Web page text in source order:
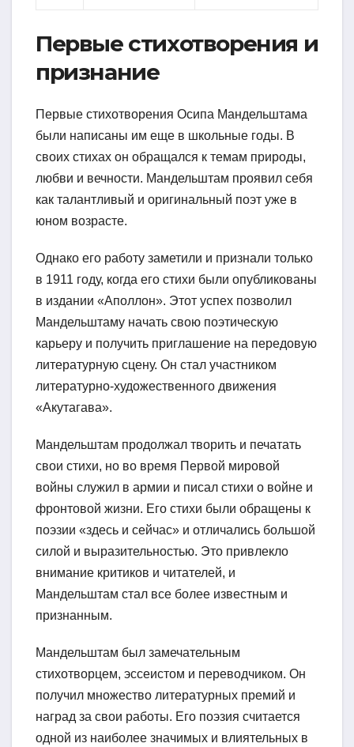
Первые стихотворения и
признание
Первые стихотворения Осипа Мандельштама
были написаны им еще в школьные годы. В
своих стихах он обращался к темам природы,
любви и вечности. Мандельштам проявил себя
как талантливый и оригинальный поэт уже в
юном возрасте.
Однако его работу заметили и признали только
в 1911 году, когда его стихи были опубликованы
в издании «Аполлон». Этот успех позволил
Мандельштаму начать свою поэтическую
карьеру и получить приглашение на передовую
литературную сцену. Он стал участником
литературно-художественного движения
«Акутагава».
Мандельштам продолжал творить и печатать
свои стихи, но во время Первой мировой
войны служил в армии и писал стихи о войне и
фронтовой жизни. Его стихи были обращены к
поэзии «здесь и сейчас» и отличались большой
силой и выразительностью. Это привлекло
внимание критиков и читателей, и
Мандельштам стал все более известным и
признанным.
Мандельштам был замечательным
стихотворцем, эссеистом и переводчиком. Он
получил множество литературных премий и
наград за свои работы. Его поэзия считается
одной из наиболее значимых и влиятельных в